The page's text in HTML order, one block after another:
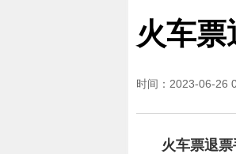
火车票
时间：2023-06-26
火车票退